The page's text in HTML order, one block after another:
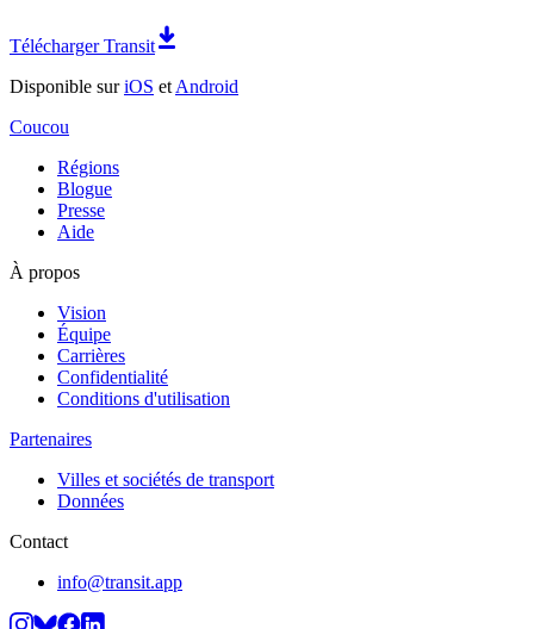
Télécharger Transit
Disponible suriOS et Android
Coucou
Régions
Blogue
Presse
Aide
À propos
Vision
Équipe
Carrières
Confidentialité
Conditions d'utilisation
Partenaires
Villes et sociétés de transport
Données
Contact
info@transit.app